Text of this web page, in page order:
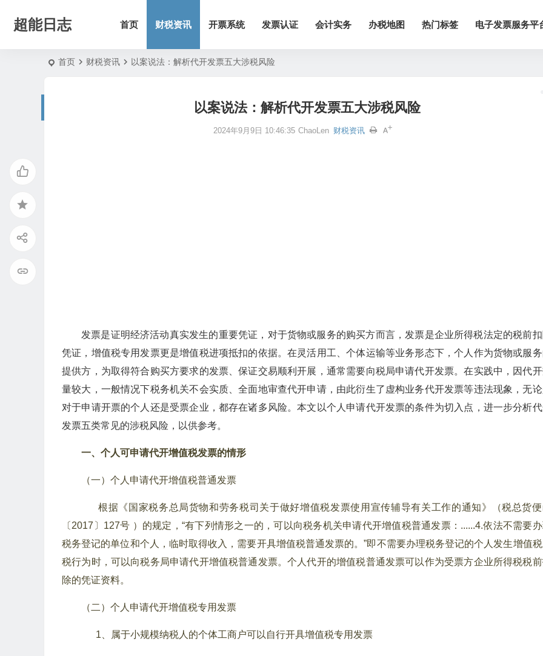
超能日志 首页 财税资讯 开票系统 发票认证 会计实务 办税地图 热门标签 电子发票服务平
首页 财税资讯 以案说法：解析代开发票五大涉税风险
以案说法：解析代开发票五大涉税风险
2024年9月9日 10:46:35 ChaoLen 财税资讯
发票是证明经济活动真实发生的重要凭证，对于货物或服务的购买方而言，发票是企业所得税法定的税前
凭证，增值税专用发票更是增值税进项抵扣的依据。在灵活用工、个体运输等业务形态下，个人作为货物或服
提供方，为取得符合购买方要求的发票、保证交易顺利开展，通常需要向税局申请代开发票。在实践中，因代
量较大，一般情况下税务机关不会实质、全面地审查代开申请，由此衍生了虚构业务代开发票等违法现象，无
对于申请开票的个人还是受票企业，都存在诸多风险。本文以个人申请代开发票的条件为切入点，进一步分析
发票五类常见的涉税风险，以供参考。
一、个人可申请代开增值税发票的情形
（一）个人申请代开增值税普通发票
根据《国家税务总局货物和劳务税司关于做好增值税发票使用宣传辅导有关工作的通知》（税总货
〔2017〕127号 ）的规定，“有下列情形之一的，可以向税务机关申请代开增值税普通发票：......4.依法不需要
税务登记的单位和个人，临时取得收入，需要开具增值税普通发票的。”即不需要办理税务登记的个人发生增值
税行为时，可以向税务局申请代开增值税普通发票。个人代开的增值税普通发票可以作为受票方企业所得税税
除的凭证资料。
（二）个人申请代开增值税专用发票
1、属于小规模纳税人的个体工商户可以自行开具增值税专用发票